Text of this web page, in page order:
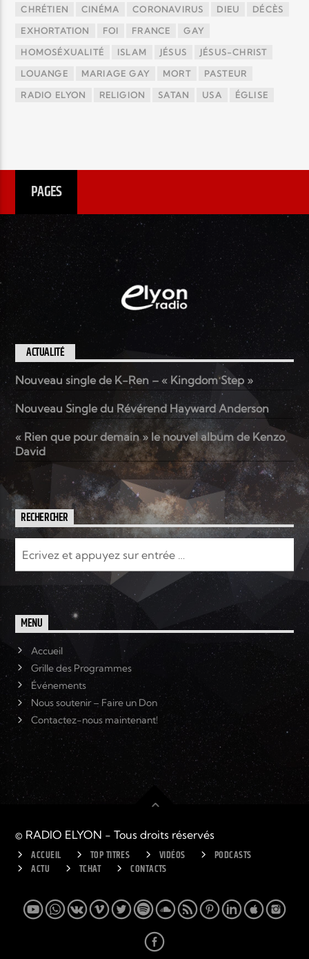
CHRÉTIEN CINÉMA CORONAVIRUS DIEU DÉCÈS
EXHORTATION FOI FRANCE GAY
HOMOSÉXUALITÉ ISLAM JÉSUS JÉSUS-CHRIST
LOUANGE MARIAGE GAY MORT PASTEUR
RADIO ELYON RELIGION SATAN USA ÉGLISE
PAGES
ACTUALITÉ
Nouveau single de K-Ren – « Kingdom Step »
Nouveau Single du Révérend Hayward Anderson
« Rien que pour demain » le nouvel album de Kenzo
David
RECHERCHER
MENU
Accueil
Grille des Programmes
Événements
Nous soutenir – Faire un Don
Contactez-nous maintenant!
© RADIO ELYON - Tous droits réservés
ACCUEIL TOP TITRES VIDÉOS
PODCASTS
ACTU
TCHAT CONTACTS